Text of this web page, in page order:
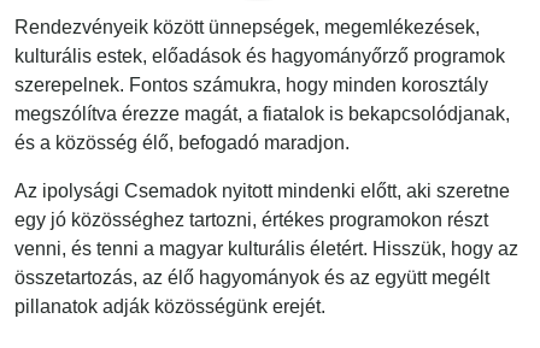
Rendezvényeik között ünnepségek, megemlékezések,
kulturális estek, előadások és hagyományőrző programok
szerepelnek. Fontos számukra, hogy minden korosztály
megszólítva érezze magát, a fiatalok is bekapcsolódjanak,
és a közösség élő, befogadó maradjon.
Az ipolysági Csemadok nyitott mindenki előtt, aki szeretne
egy jó közösséghez tartozni, értékes programokon részt
venni, és tenni a magyar kulturális életért. Hisszük, hogy az
összetartozás, az élő hagyományok és az együtt megélt
pillanatok adják közösségünk erejét.